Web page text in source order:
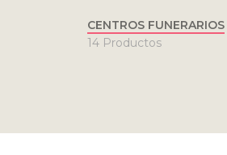
CENTROS FUNERARIOS
14 Productos